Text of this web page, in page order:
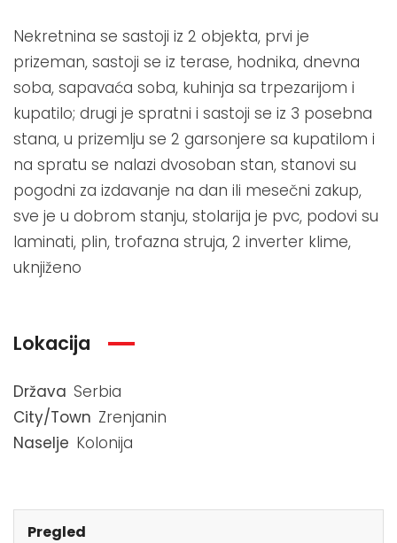
Nekretnina se sastoji iz 2 objekta, prvi je
prizeman, sastoji se iz terase, hodnika, dnevna
soba, sapavaća soba, kuhinja sa trpezarijom i
kupatilo; drugi je spratni i sastoji se iz 3 posebna
stana, u prizemlju se 2 garsonjere sa kupatilom i
na spratu se nalazi dvosoban stan, stanovi su
pogodni za izdavanje na dan ili mesečni zakup,
sve je u dobrom stanju, stolarija je pvc, podovi su
laminati, plin, trofazna struja, 2 inverter klime,
uknjiženo
Lokacija
Država Serbia
City/Town Zrenjanin
Naselje Kolonija
Pregled